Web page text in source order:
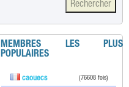
MEMBRES LES PLUS
POPULAIRES
(76608 fois)
caouecs